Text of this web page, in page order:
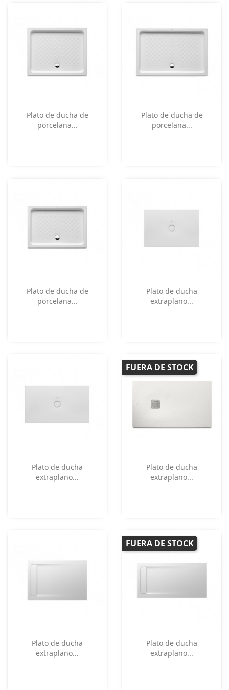
Vista rápida
Plato de ducha de
porcelana...
Vista rápida
Plato de ducha de
porcelana...
Vista rápida
Plato de ducha de
porcelana...
Vista rápida
Plato de ducha
extraplano...
Vista rápida
Plato de ducha
extraplano...
Vista rápida
Plato de ducha
extraplano...
FUERA DE STOCK
Vista rápida
Plato de ducha
extraplano...
Vista rápida
Plato de ducha
extraplano...
FUERA DE STOCK